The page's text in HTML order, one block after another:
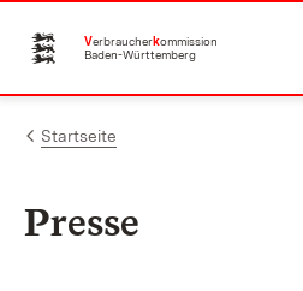
Zum Inhalt springen
Verbraucherkommission
Baden-Württemberg
Startseite
Presse